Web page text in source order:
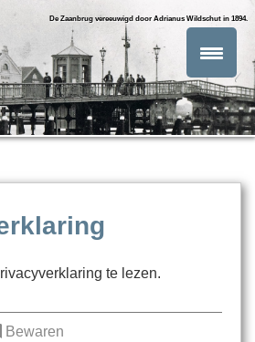
De Zaanbrug vereeuwigd door Adrianus Wildschut in 1894.
te lezen.
Bewaren